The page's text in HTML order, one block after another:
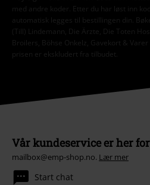
med andre koder. Etter du har løst inn
automatisk legges til bestillingen din.
(Till) Lindemann, Die Ärzte, Die Toten
Broilers, Böhse Onkelz, Gavekort &
prisen er ekskludert fra tilbudet.
Vår kundeservice er her
mailbox@emp-shop.no. Lær mer
Start chat